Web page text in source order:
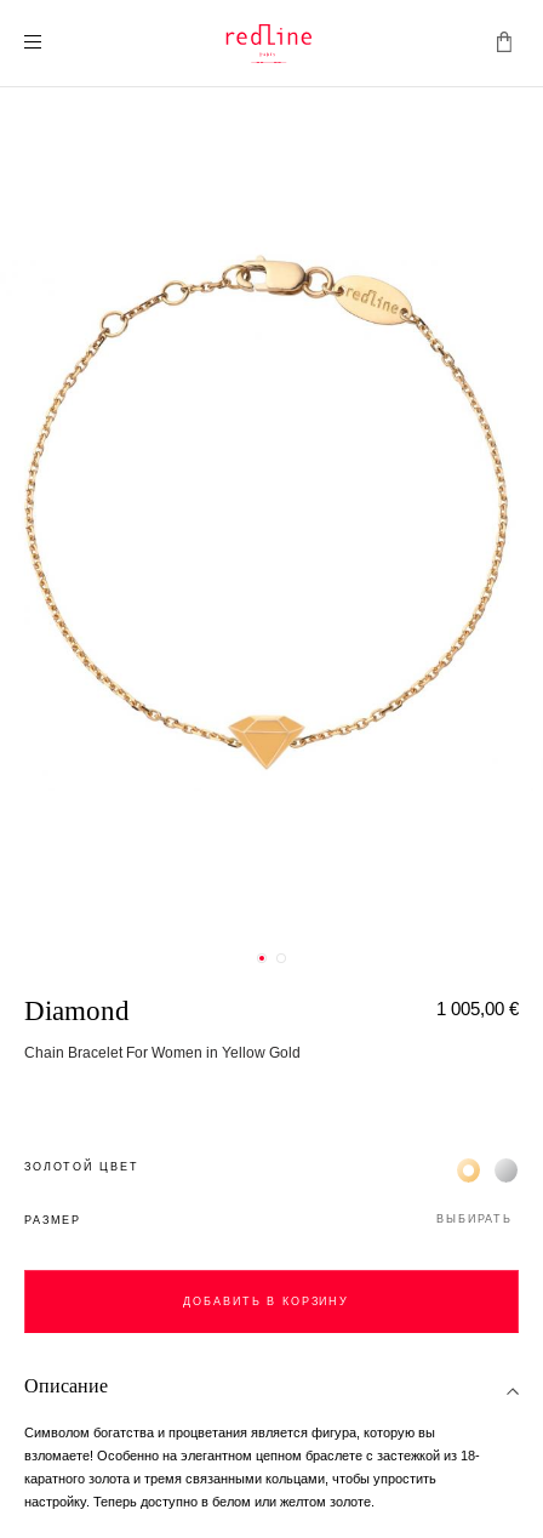
Diamond
Chain Bracelet For Women in Yellow Gold
1 005,00 €
ЗОЛОТОЙ ЦВЕТ Жёлтое
РАЗМЕР ВЫБИРАТЬ
ДОБАВИТЬ В КОРЗИНУ
Описание
Символом богатства и процветания является фигура, которую вы
взломаете! Особенно на элегантном цепном браслете с застежкой из 18-
каратного золота и тремя связанными кольцами, чтобы упростить
настройку. Теперь доступно в белом или желтом золоте.